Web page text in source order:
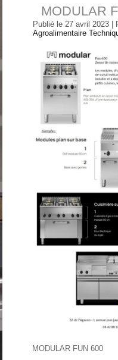
MODULAR
Publié le 27 avril 2023
Agroalimentaire
MODULAR FUN 600